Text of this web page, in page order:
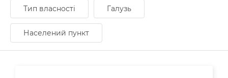
Тип власності Галузь
Населений пункт